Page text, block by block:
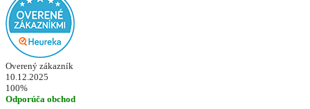
Overený zákazník
10.12.2025
100%
Odporúča obchod